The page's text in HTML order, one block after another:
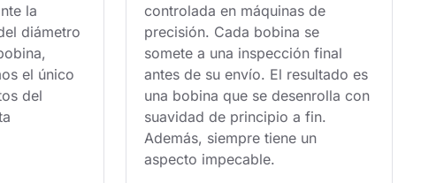
la
diámetro
el único
del
controlada en máquinas de
precisión. Cada bobina se
somete a una inspección final
antes de su envío. El resultado es
una bobina que se desenrolla con
suavidad de principio a fin.
Además, siempre tiene un
aspecto impecable.